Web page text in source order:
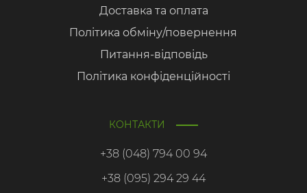
Доставка та оплата
Політика обміну/повернення
Питання-відповідь
Політика конфіденційності
КОНТАКТИ
+38 (048) 794 00 94
+38 (095) 294 29 44